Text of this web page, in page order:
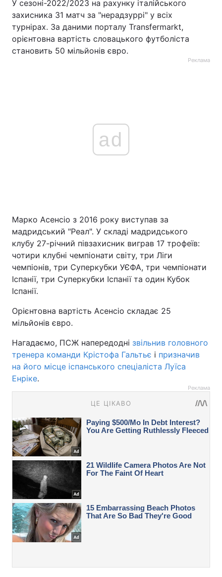
У сезоні-2022/2023 на рахунку італійського
захисника 31 матч за "нерадзуррі" у всіх
турнірах. За даними порталу Transfermarkt,
орієнтовна вартість словацького футболіста
становить 50 мільйонів євро.
Реклама
ad
Марко Асенсіо з 2016 року виступав за
мадридський "Реал". У складі мадридського
клубу 27-річний півзахисник виграв 17 трофеїв:
чотири клубні чемпіонати світу, три Ліги
чемпіонів, три Суперкубки УЄФА, три чемпіонати
Іспанії, три Суперкубки Іспанії та один Кубок
Іспанії.
Орієнтовна вартість Асенсіо складає 25
мільйонів євро.
Нагадаємо, ПСЖ напередодні звільнив головного
тренера команди Крістофа Гальтьє і призначив
на його місце іспанського спеціаліста Луїса
Енріке.
Реклама